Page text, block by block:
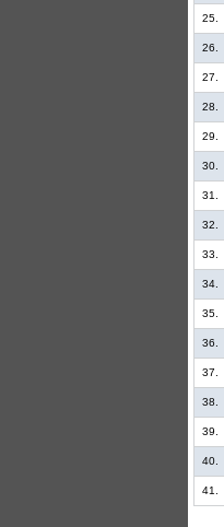
25.
26.
27.
28.
29.
30.
31.
32.
33.
34.
35.
36.
37.
38.
39.
40.
41.